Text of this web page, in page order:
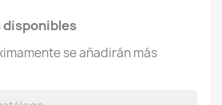
disponibles
se añadirán más